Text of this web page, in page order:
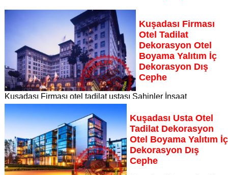
Kuşadası Telefonu otel tadilat ustası Şahinler İnşaat
Dekorasyon, otelinizin her köşesini yenileyerek misafirlerinize
unutulmaz bir konaklama deneyimi sunuyor
Sayfaya Git
Kuşadası Firması
Otel Tadilat
Dekorasyon Otel
Boyama Yalıtım İç
Dekorasyon Dış
Cephe
Kuşadası Firması otel tadilat ustası Şahinler İnşaat
Dekorasyon, otelinizin her köşesini yenileyerek misafirlerinize
unutulmaz bir konaklama deneyimi sunuyor
Sayfaya Git
Kuşadası Usta Otel
Tadilat Dekorasyon
Otel Boyama Yalıtım İç
Dekorasyon Dış
Cephe